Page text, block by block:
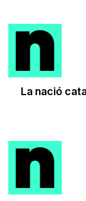
La nació